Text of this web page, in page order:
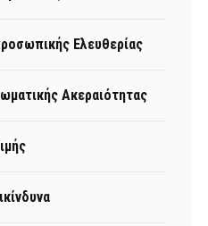
Ελευθερίας
Ακεραιότητας